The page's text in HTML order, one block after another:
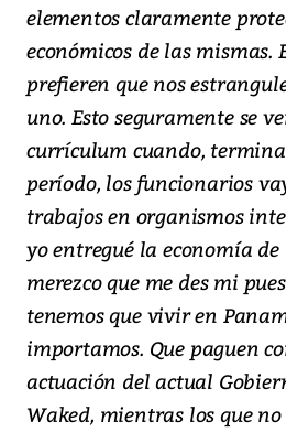
elementos claramente
económicos de las mismas.
prefieren que nos
uno. Esto seguramente se
currículum cuando,
período, los funcionarios
trabajos en organismos
yo entregué la economía
merezco que me des mi
tenemos que vivir en
importamos. Que paguen
actuación del actual
Waked, mientras los que